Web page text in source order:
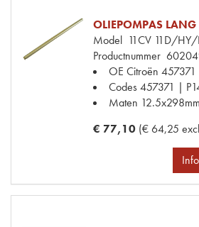
OLIEPOMPAS LANG
Model 11CV 11D/
Productnummer
OE Citroën 457371
Codes457371 |
Maten
€ 77,10 (€ 64,25
Info